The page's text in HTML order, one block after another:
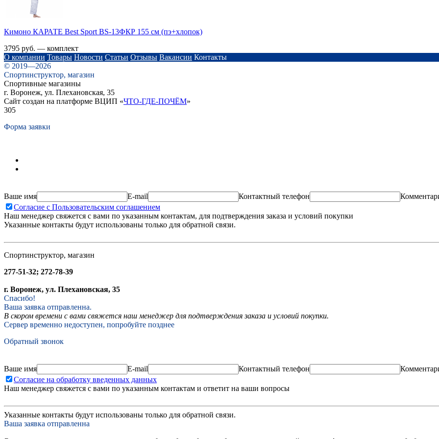
Кимоно КАРАТЕ Best Sport BS-13ФКР 155 см (пэ+хлопок)
3795 руб. — комплект
О компании Товары Новости Статьи Отзывы Вакансии Контакты
© 2019—2026
Спортинструктор, магазин
Спортивные магазины
г. Воронеж, ул. Плехановская, 35
Сайт создан на платформе ВЦИП «ЧТО-ГДЕ-ПОЧЁМ»
305
Форма заявки
Ваше имя E-mail Контактный телефон
Согласие с Пользовательским соглашением
Наш менеджер свяжется с вами по указанным контактам, для подтверждения заказа и условий покупки
Указанные контакты будут использованы только для обратной связи.
Спортинструктор, магазин
277-51-32; 272-78-39
г. Воронеж, ул. Плехановская, 35
Спасибо!
Ваша заявка отправленна.
В скором времени с вами свяжется наш менеджер для подтверждения заказа и условий покупки.
Сервер временно недоступен, попробуйте позднее
Обратный звонок
Ваше имя E-mail Контактный телефон
Согласие на обработку введенных данных
Наш менеджер свяжется с вами по указанным контактам и ответит на ваши вопросы
Указанные контакты будут использованы только для обратной связи.
Ваша заявка отправленна